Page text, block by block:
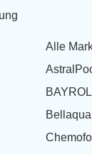
Alle
BAYROL
Bellaqua